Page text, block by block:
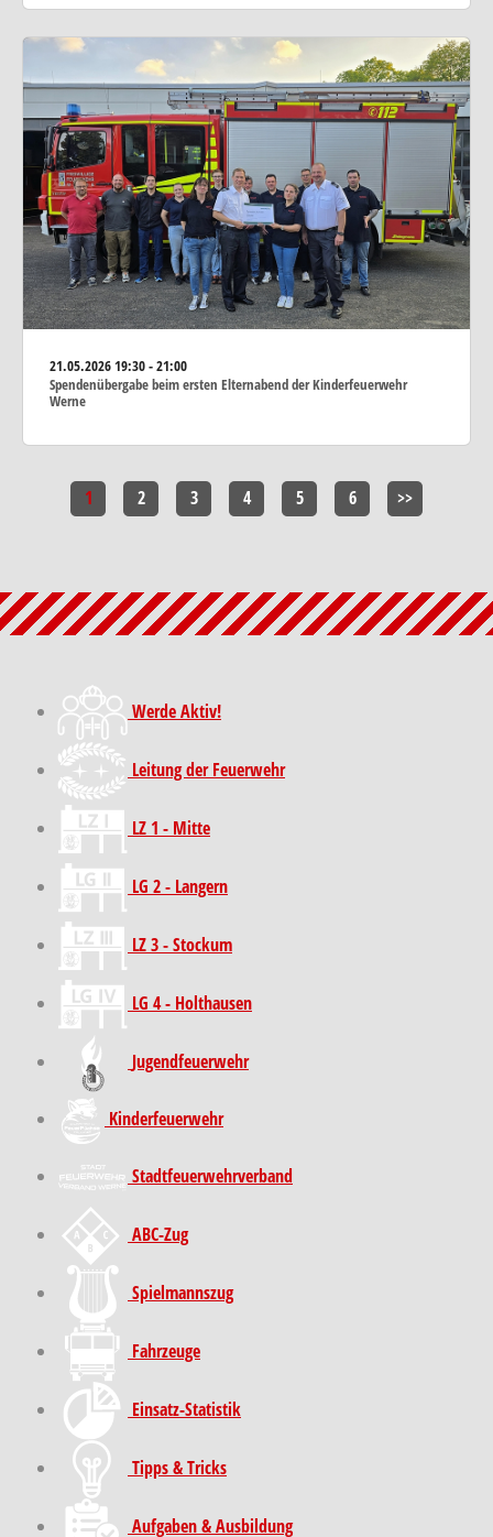
21.05.202619:30 - 21:00
Spendenübergabe beim ersten Elternabend der Kinderfeuerwehr
Werne
1 2 3 4 5 6 >>
Werde Aktiv!
Leitung der Feuerwehr
LZ 1 - Mitte
LG 2 - Langern
LZ 3 - Stockum
LG 4 - Holthausen
Jugendfeuerwehr
Kinder­feuer­wehr
Stadt­feuer­wehr­verband
ABC-Zug
Spielmannszug
Fahrzeuge
Einsatz-Statistik
Tipps & Tricks
Aufgaben & Ausbildung